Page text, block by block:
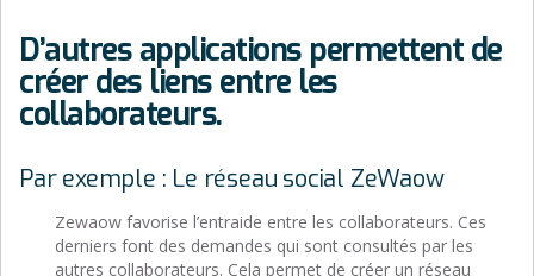
D’autres applications permettent de
créer des liens entre les
collaborateurs.
Par exemple : Le réseau social ZeWaow
Zewaow favorise l’entraide entre les collaborateurs. Ces
derniers font des demandes qui sont consultés par les
autres collaborateurs. Cela permet de créer un réseau